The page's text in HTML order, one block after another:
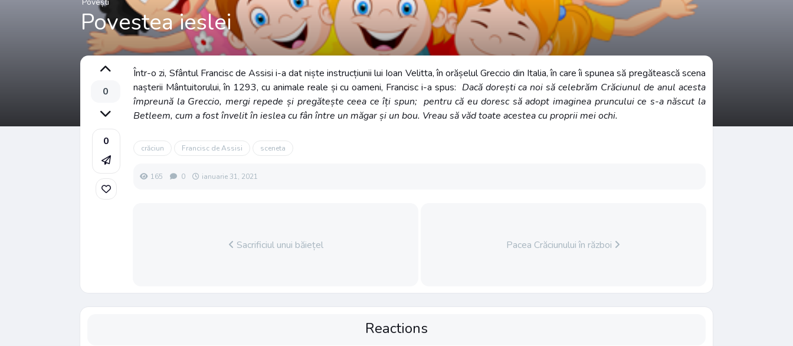
Povestea ieslei
0
0
Într-o zi, Sfântul Francisc de Assisi i-a dat niște instrucțiunii lui Ioan Velitta, în orășelul Greccio din Italia, în care îi spunea să pregătească scena
nașterii Mântuitorului, în 1293, cu animale reale și cu oameni, Francisc i-a spus: Dacă dorești ca noi să celebrăm Crăciunul de anul acesta
împreună la Greccio, mergi repede și pregătește ceea ce îți spun; pentru că eu doresc să adopt imaginea pruncului ce s-a născut la
Betleem, cum a fost învelit în ieslea cu fân între un măgar și un bou. Vreau să văd toate acestea cu proprii mei ochi.
crăciun Francisc de Assisi sceneta
165 0 ianuarie 31, 2021
Sacrificiul unui băiețel Pacea Crăciunului în război
Reactions